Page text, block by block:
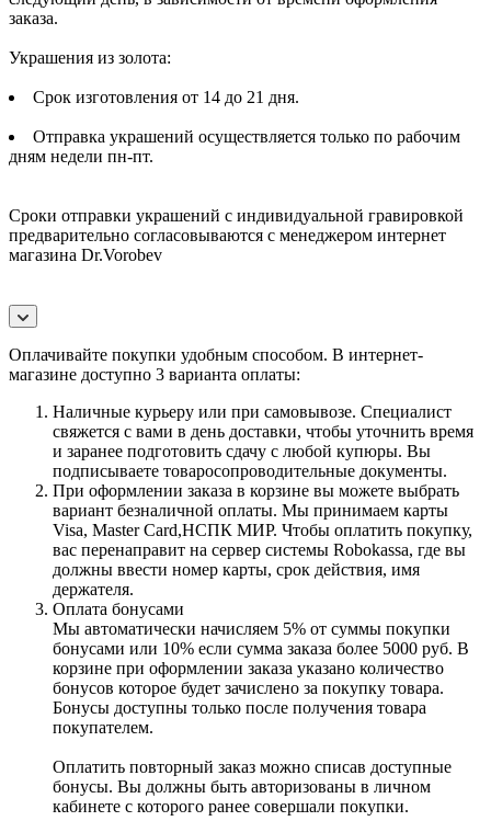
заказа.
Украшения из золота:
Срок изготовления от 14 до 21 дня.
Отправка украшений осуществляется только по рабочим
дням недели пн-пт.
Сроки отправки украшений с индивидуальной гравировкой
предварительно согласовываются с менеджером интернет
магазина Dr.Vorobev
Оплачивайте покупки удобным способом. В интернет-
магазине доступно 3 варианта оплаты:
Наличные курьеру или при самовывозе. Специалист
свяжется с вами в день доставки, чтобы уточнить время
и заранее подготовить сдачу с любой купюры. Вы
подписываете товаросопроводительные документы.
При оформлении заказа в корзине вы можете выбрать
вариант безналичной оплаты. Мы принимаем карты
Visa, Master Card,НСПК МИР. Чтобы оплатить покупку,
вас перенаправит на сервер системы Robokassa, где вы
должны ввести номер карты, срок действия, имя
держателя.
Оплата бонусами
Мы автоматически начисляем 5% от суммы покупки
бонусами или 10% если сумма заказа более 5000 руб. В
корзине при оформлении заказа указано количество
бонусов которое будет зачислено за покупку товара.
Бонусы доступны только после получения товара
покупателем.
Оплатить повторный заказ можно списав доступные
бонусы. Вы должны быть авторизованы в личном
кабинете с которого ранее совершали покупки.